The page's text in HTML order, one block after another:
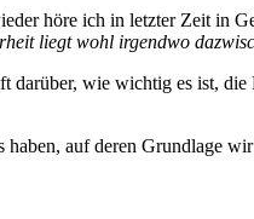
höre ich in letzter Zeit in
liegt wohl irgendwo
wie wichtig es ist,
auf deren Grundlage